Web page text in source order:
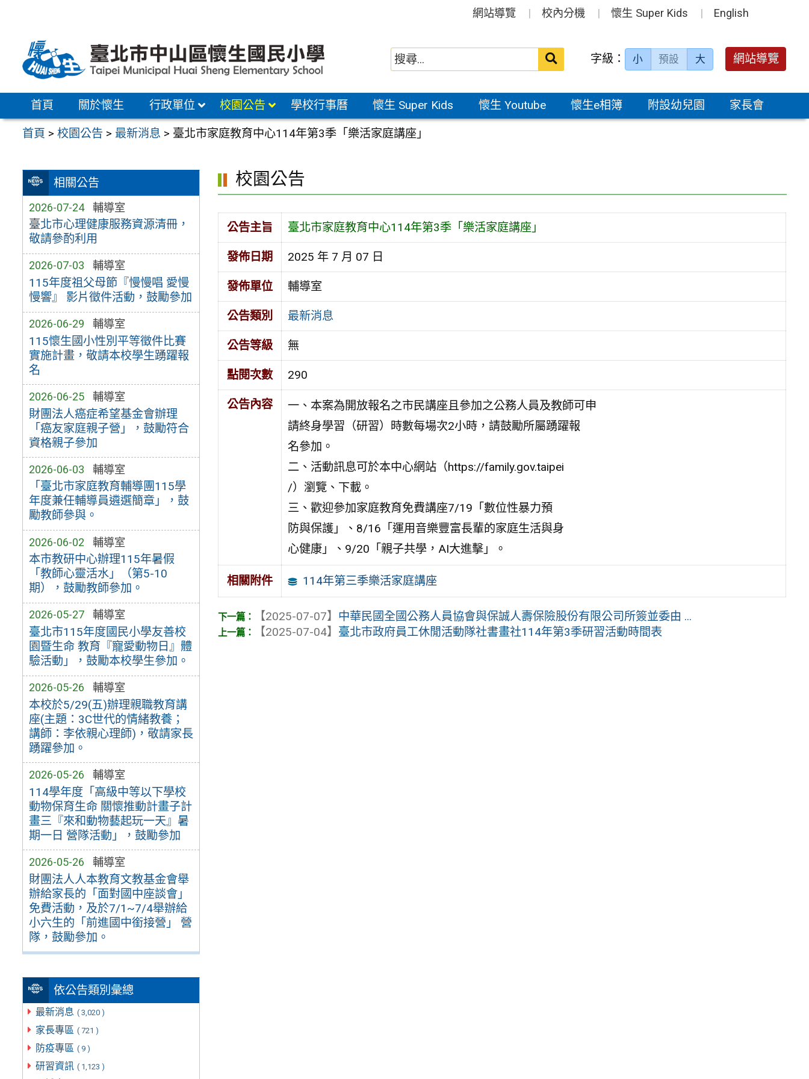
區
網站導覽 校內分機 懷生 Super Kids English
送出 字級： 小 預設 大 網站導覽
首頁 關於懷生 行政單位 校園公告 學校行事曆 懷生 Super Kids 懷生 Youtube 懷生e相簿 附設幼兒園 家長會
首頁 >校園公告 > 最新消息 > 臺北市家庭教育中心114年第3季「樂活家庭講座」
相關公告
2026-07-24 輔導室
臺北市心理健康服務資源清冊，
敬請參酌利用
2026-07-03 輔導室
115年度祖父母節『慢慢唱 愛慢
慢響』 影片徵件活動，鼓勵參加
2026-06-29 輔導室
115懷生國小性別平等徵件比賽
實施計畫，敬請本校學生踴躍報
名
2026-06-25 輔導室
財團法人癌症希望基金會辦理
「癌友家庭親子營」，鼓勵符合
資格親子參加
2026-06-03 輔導室
「臺北市家庭教育輔導團115學
年度兼任輔導員遴選簡章」，鼓
勵教師參與。
2026-06-02 輔導室
本市教研中心辦理115年暑假
「教師心靈活水」（第5-10
期），鼓勵教師參加。
2026-05-27 輔導室
臺北市115年度國民小學友善校
園暨生命 教育『寵愛動物日』體
驗活動」，鼓勵本校學生參加。
2026-05-26 輔導室
本校於5/29(五)辦理親職教育講
座(主題：3C世代的情緒教養；
講師：李依親心理師)，敬請家長
踴躍參加。
2026-05-26 輔導室
114學年度「高級中等以下學校
動物保育生命 關懷推動計畫子計
畫三『來和動物藝起玩一天』暑
期一日 營隊活動」，鼓勵參加
2026-05-26 輔導室
財團法人人本教育文教基金會舉
辦給家長的「面對國中座談會」
免費活動，及於7/1~7/4舉辦給
小六生的「前進國中銜接營」 營
隊，鼓勵參加。
依公告類別彙總
最新消息 ( 3,020 )
家長專區 ( 721 )
防疫專區 ( 9 )
研習資訊 ( 1,123 )
校園公告
公告主旨 臺北市家庭教育中心114年第3季「樂活家庭講座」
發佈日期 2025 年 7 月 07 日
發佈單位 輔導室
公告類別 最新消息
公告等級 無
點閱次數 290
公告內容
一、本案為開放報名之市民講座且參加之公務人員及教師可申
請終身學習（研習）時數每場次2小時，請鼓勵所屬踴躍報
名參加。
二、活動訊息可於本中心網站（https://family.gov.taipei
/）瀏覽、下載。
三、歡迎參加家庭教育免費講座7/19「數位性暴力預
防與保護」、8/16「運用音樂豐富長輩的家庭生活與身
心健康」、9/20「親子共學，AI大進擊」。
相關附件 114年第三季樂活家庭講座
【2025-07-07】 中華民國全國公務人員協會與保誠人壽保險股份有限公司所簽並委由 ...
【2025-07-04】 臺北市政府員工休閒活動隊社書畫社114年第3季研習活動時間表